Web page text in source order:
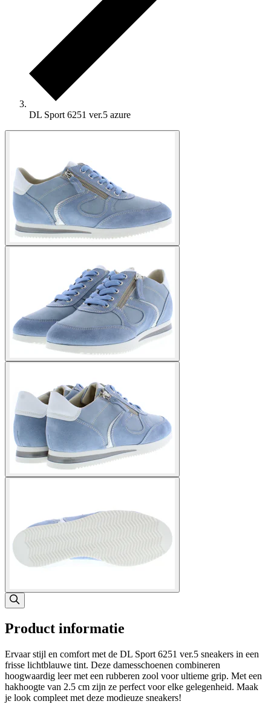
DL Sport 6251 ver.5 azure
Product informatie
Ervaar stijl en comfort met de DL Sport 6251 ver.5 sneakers in een
frisse lichtblauwe tint. Deze damesschoenen combineren
hoogwaardig leer met een rubberen zool voor ultieme grip. Met een
hakhoogte van 2.5 cm zijn ze perfect voor elke gelegenheid. Maak
je look compleet met deze modieuze sneakers!